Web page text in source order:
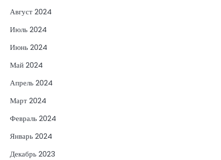
Август 2024
Июль 2024
Июнь 2024
Май 2024
Апрель 2024
Март 2024
Февраль 2024
Январь 2024
Декабрь 2023